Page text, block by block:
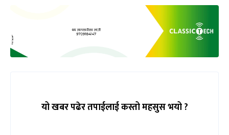
यो खबर पढेर तपाईलाई कस्तो महसुस भयो ?